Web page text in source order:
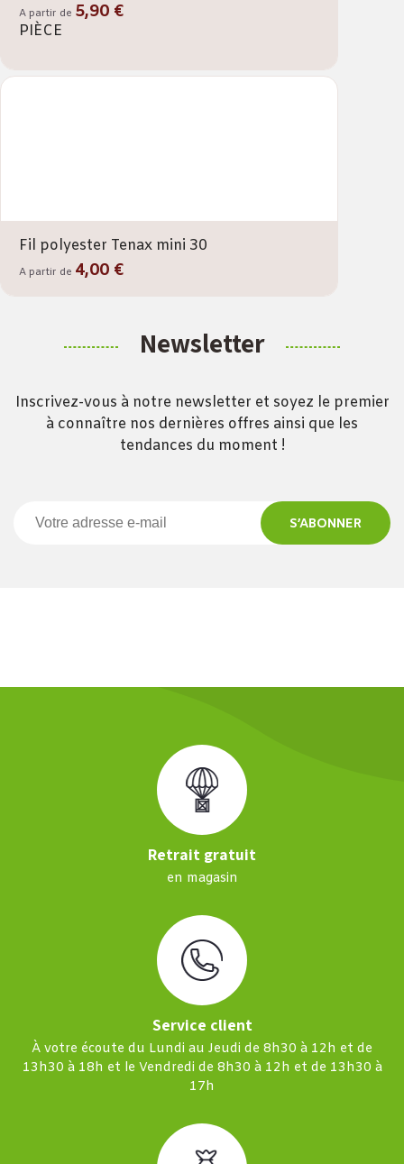
A partir de 5,90 €
PIÈCE
Fil polyester Tenax mini 30
A partir de 4,00 €
Newsletter
Inscrivez-vous à notre newsletter et soyez le premier
à connaître nos dernières offres ainsi que les
tendances du moment !
S’ABONNER
Retrait gratuit
en magasin
Service client
À votre écoute du Lundi au Jeudi de 8h30 à 12h et de
13h30 à 18h et le Vendredi de 8h30 à 12h et de 13h30 à
17h